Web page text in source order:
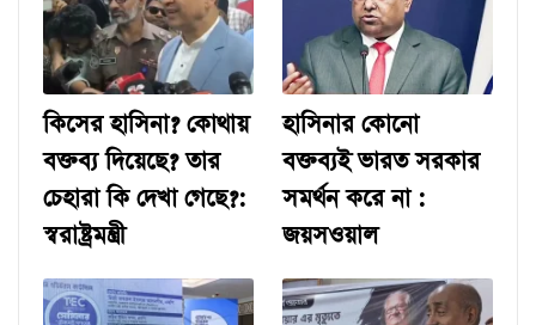
কিসের হাসিনা? কোথায়
বক্তব্য দিয়েছে? তার
চেহারা কি দেখা গেছে?:
স্বরাষ্ট্রমন্ত্রী
হাসিনার কোনো
বক্তব্যই ভারত সরকার
সমর্থন করে না :
জয়সওয়াল